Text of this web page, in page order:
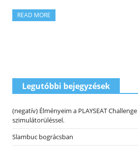
READ MORE
Legutóbbi bejegyzések
(negatív) Élményeim a PLAYSEAT
szimulátorüléssel.
Slambuc bográcsban